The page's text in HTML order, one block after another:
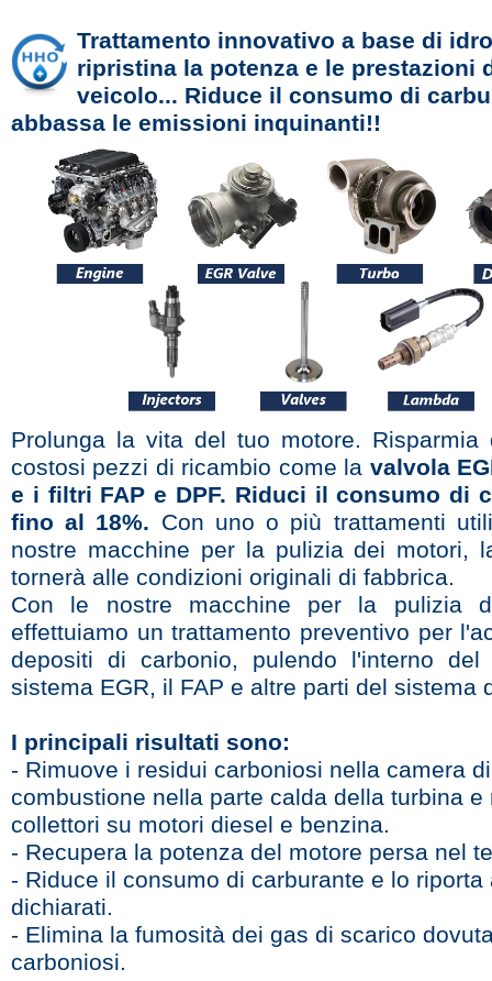
Trattamento innovativo a base di
ripristina la potenza e le prestazioni
veicolo... Riduce il consumo di
abbassa le emissioni inquinanti!!
Prolunga la vita del tuo motore. Risparmia
costosi pezzi di ricambio come la valvola
e i filtri FAP e DPF. Riduci il consumo di
fino al 18%. Con uno o più trattamenti
nostre macchine per la pulizia dei motori,
tornerà alle condizioni originali di fabbrica.
Con le nostre macchine per la pulizia
effettuiamo un trattamento preventivo per
depositi di carbonio, pulendo l'interno del
sistema EGR, il FAP e altre parti del sistema
I principali risultati sono:
- Rimuove i residui carboniosi nella camera di
combustione nella parte calda della turbina e
collettori su motori diesel e benzina.
- Recupera la potenza del motore persa nel
- Riduce il consumo di carburante e lo riporta
dichiarati.
- Elimina la fumosità dei gas di scarico
carboniosi.